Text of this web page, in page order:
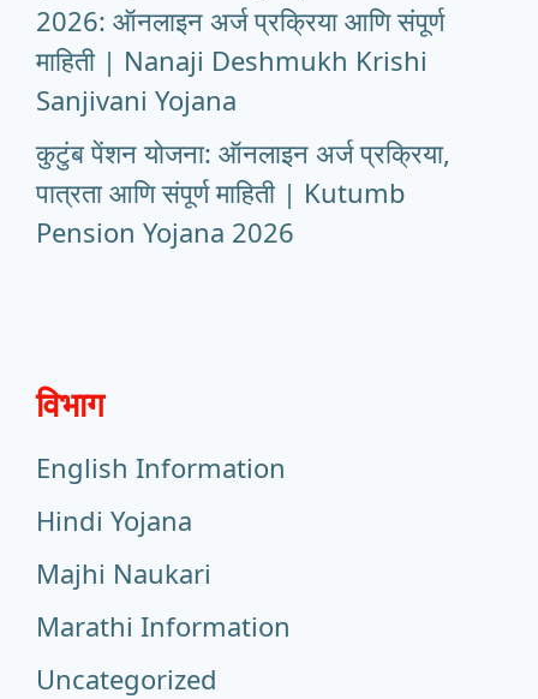
2026: ऑनलाइन अर्ज प्रक्रिया आणि संपूर्ण
माहिती | Nanaji Deshmukh Krishi
Sanjivani Yojana
कुटुंब पेंशन योजना: ऑनलाइन अर्ज प्रक्रिया,
पात्रता आणि संपूर्ण माहिती | Kutumb
Pension Yojana 2026
विभाग
English Information
Hindi Yojana
Majhi Naukari
Marathi Information
Uncategorized